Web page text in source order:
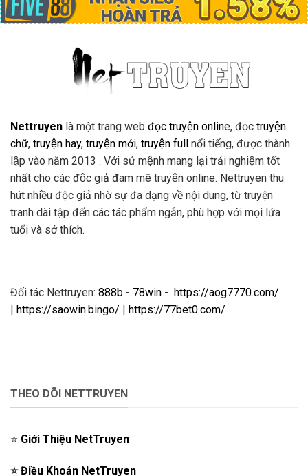
Nettruyen là một trang web đọc truyện online, đọc truyện
chữ, truyện hay, truyện mới, truyện full nổi tiếng, được thành
lập vào năm 2013 . Với sứ mệnh mang lại trải nghiệm tốt
nhất cho các độc giả đam mê truyện online. Nettruyen thu
hút nhiều độc giả nhờ sự đa dạng về nội dung, từ truyện
tranh dài tập đến các tác phẩm ngắn, phù hợp với mọi lứa
tuổi và sở thích.
Đối tác Nettruyen: 888b - 78win - https://aog7770.com/
https://saowin.bingo/ https://77bet0.com/
THEO DÕI NETTRUYEN
⭐️ Giới Thiệu NetTruyen
⭐️Điều Khoản NetTruyen